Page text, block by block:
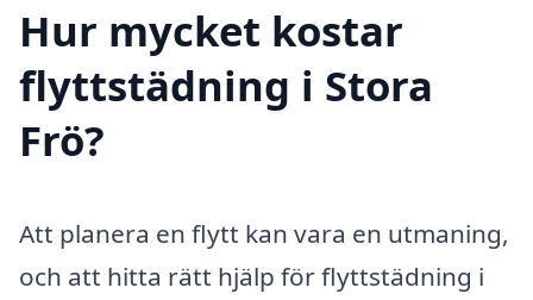
Hur mycket kostar
flyttstädning i Stora
Frö?
Att planera en flytt kan vara en utmaning,
och att hitta rätt hjälp för flyttstädning i